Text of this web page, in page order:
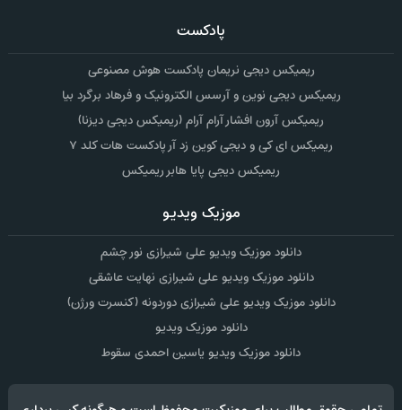
پادکست
ریمیکس دیجی نریمان پادکست هوش مصنوعی
ریمیکس دیجی نوین و آرسس الکترونیک و فرهاد برگرد بیا
ریمیکس آرون افشار آرام آرام (ریمیکس دیجی دیزنا)
ریمیکس ای کی و دیجی کوین زد آر پادکست هات کلد ۷
ریمیکس دیجی پایا هابر ریمیکس
موزیک ویدیو
دانلود موزیک ویدیو علی شیرازی نور چشم
دانلود موزیک ویدیو علی شیرازی نهایت عاشقی
دانلود موزیک ویدیو علی شیرازی دوردونه (کنسرت ورژن)
دانلود موزیک ویدیو
دانلود موزیک ویدیو یاسین احمدی سقوط